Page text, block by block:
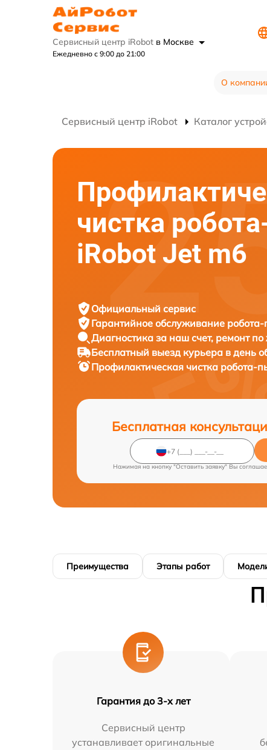
Сервисный центр iRobot в Москве
Ежедневно с 9:00 до 21:00
О
Сервисный центр iRobot Каталог
чистка
iRobot Jet m6
Официальный сервис
Гарантийное обслуживание робота-
Диагностика за наш счет, ремонт
Бесплатный выезд курьера в день
Профилактическая чистка робота-
Бесплатная
Нажимая на кнопку "Оставить заявку" Вы
Преимущества Этапы работ
Гарантия до 3-х лет
Сервисный центр
устанавливает оригинальные